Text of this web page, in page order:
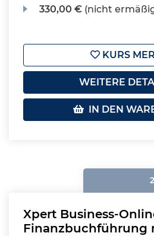
330,00 € (nicht
KURS
WEITERE
IN DEN
Xpert Business-
Finanzbuchführung